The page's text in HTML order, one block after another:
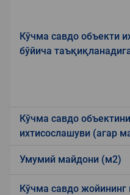
Кўчма савдо объекти
бўйича
Кўчма савдо
ихтисослашуви (агар
Умумий майдони (м2)
Кўчма савдо жойининг